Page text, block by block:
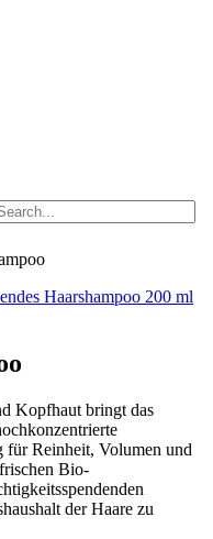
Kopfhaut bringt das
Reinheit, Volumen und
Bio-
der Haare zu